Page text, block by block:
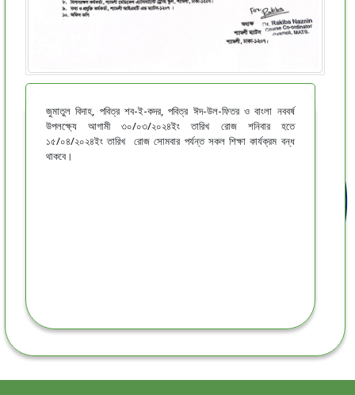
জুমাতুল বিদাহ, পবিত্র শব-ই-কদর, পবিত্র ঈদ-উল-ফিতর ও বাংলা নববর্ষ
উপলক্ষ্যে আগামী ৩০/০৩/২০২৪ইং তারিখ রোজ শনিবার হতে
১৫/০৪/২০২৪ইং তারিখ রোজ সোমবার পর্যন্ত সকল শিক্ষা কার্যক্রম বন্ধ
থাকবে।